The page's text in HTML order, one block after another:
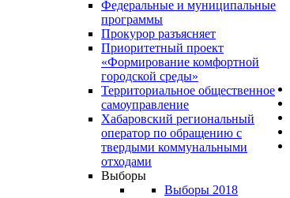
Федеральные и муниципальные
программы
Прокурор разъясняет
Приоритетный проект
«Формирование комфортной
городской среды»
Территориальное общественное
самоуправление
Хабаровский региональный
оператор по обращению с
твердыми коммунальными
отходами
Выборы
Выборы 2018